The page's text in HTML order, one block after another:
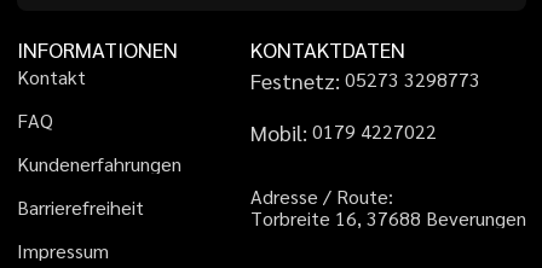
INFORMATIONEN
Kontakt
FAQ
Kundenerfahrungen
Barrierefreiheit
Impressum
KONTAKTDATEN
Festnetz: 05273 3298773
Mobil: 01 79 4227022
Adresse / Route:
Torbreite 16, 37688 Beverungen